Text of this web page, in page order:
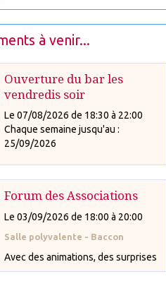
à venir...
Ouverture du bar les
vendredis soir
Le 07/08/2026 de 18:30 à 22:00
Chaque semaine jusqu'au :
25/09/2026
Forum des Associations
Le 03/09/2026 de 18:00 à 20:00
Salle polyvalente - Baccon
Avec des animations, des surprises